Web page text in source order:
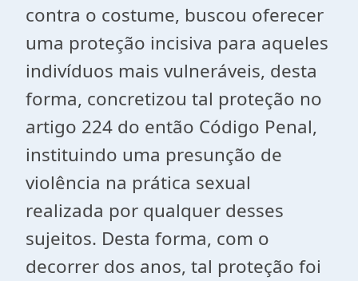
contra o costume, buscou oferecer
uma proteção incisiva para aqueles
indivíduos mais vulneráveis, desta
forma, concretizou tal proteção no
artigo 224 do então Código Penal,
instituindo uma presunção de
violência na prática sexual
realizada por qualquer desses
sujeitos. Desta forma, com o
decorrer dos anos, tal proteção foi